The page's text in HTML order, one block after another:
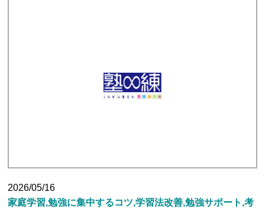
2026/05/16
家庭学習,勉強に集中するコツ,学習法改善,勉強サポート,考